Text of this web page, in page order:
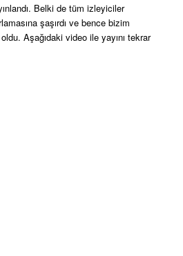
Belki de tüm izleyiciler
şaşırdı ve bence bizim
Aşağıdaki video ile yayını tekrar